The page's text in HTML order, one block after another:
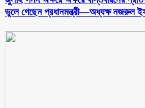
ভুলে গেছেন প্রধানমন্ত্রী—অধ্যক্ষ নজরুল